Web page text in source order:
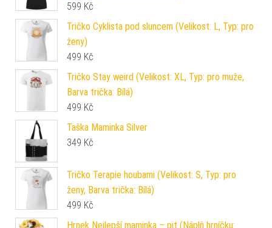
599 Kč
Tričko Cyklista pod sluncem (Velikost: L, Typ: pro
ženy)
499 Kč
Tričko Stay weird (Velikost: XL, Typ: pro muže,
Barva trička: Bílá)
499 Kč
Taška Maminka Silver
349 Kč
Tričko Terapie houbami (Velikost: S, Typ: pro
ženy, Barva trička: Bílá)
499 Kč
Hrnek Nejlepší maminka – pit (Náplň hrníčku: